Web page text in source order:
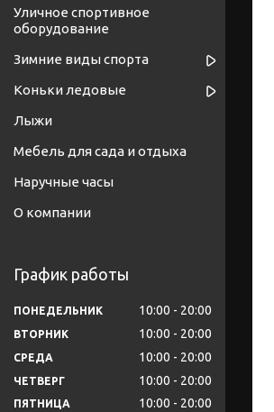
Уличное спортивное
оборудование
Зимние виды спорта
Коньки ледовые
Лыжи
Мебель для сада и отдыха
Наручные часы
О компании
График работы
ПОНЕДЕЛЬНИК 10:00 20:00
ВТОРНИК 10:00 20:00
СРЕДА 10:00 20:00
ЧЕТВЕРГ 10:00 20:00
ПЯТНИЦА 10:00 20:00